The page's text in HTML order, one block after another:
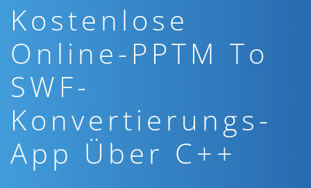
Kostenlose
Online-PPTM To
SWF-
Konvertierungs-
App Über C++